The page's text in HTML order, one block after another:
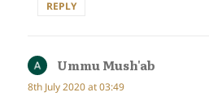
REPLY
Ummu Mush'ab
8th July 2020 at 03:49